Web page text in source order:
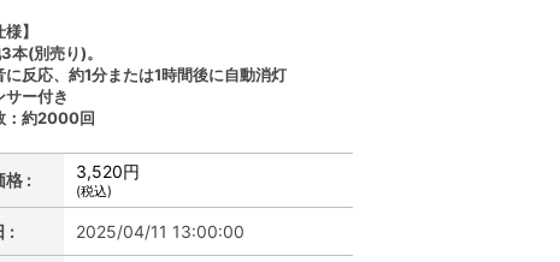
】
本(別売り)。
に反応、約1分または1時間後に自動消灯
サー付き
：約2000回
格 : 3,520円
(税込)
: 2025/04/11 13:00:00